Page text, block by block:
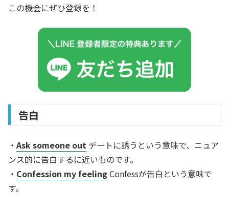
この機会にぜひ登録を！
告白
・Ask someone out デートに誘うという意味で、ニュア
ンス的に告白するに近いものです。
・ Confession my feelingConfessが告白という意味で
す。